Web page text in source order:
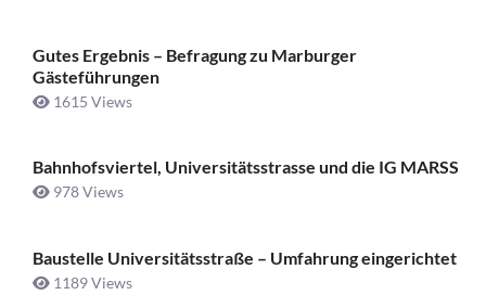
Gutes Ergebnis – Befragung zu Marburger
Gästeführungen
1615 Views
Bahnhofsviertel, Universitätsstrasse und die IG MARSS
978 Views
Baustelle Universitätsstraße ­– Umfahrung eingerichtet
1189 Views